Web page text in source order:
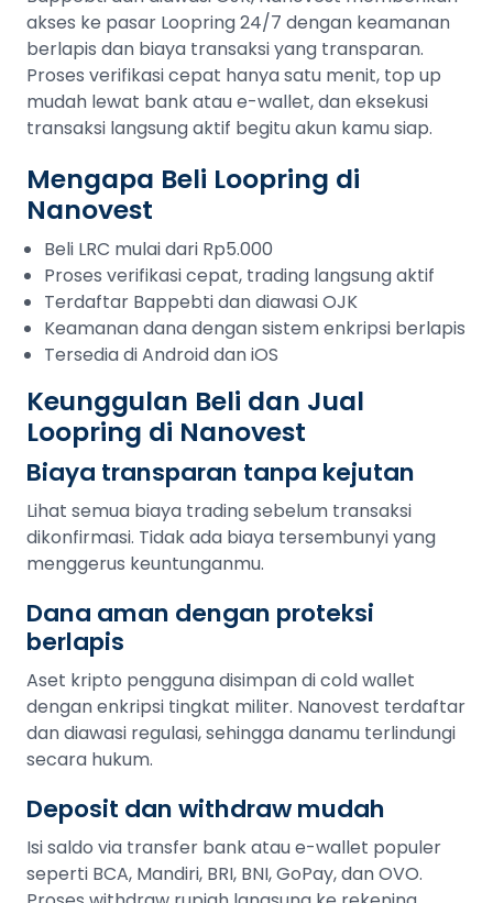
akses ke pasar Loopring 24/7 dengan keamanan
berlapis dan biaya transaksi yang transparan.
Proses verifikasi cepat hanya satu menit, top up
mudah lewat bank atau e-wallet, dan eksekusi
transaksi langsung aktif begitu akun kamu siap.
Mengapa Beli Loopring di
Nanovest
Beli LRC mulai dari Rp5.000
Proses verifikasi cepat, trading langsung aktif
Terdaftar Bappebti dan diawasi OJK
Keamanan dana dengan sistem enkripsi berlapis
Tersedia di Android dan iOS
Keunggulan Beli dan Jual
Loopring di Nanovest
Biaya transparan tanpa kejutan
Lihat semua biaya trading sebelum transaksi
dikonfirmasi. Tidak ada biaya tersembunyi yang
menggerus keuntunganmu.
Dana aman dengan proteksi
berlapis
Aset kripto pengguna disimpan di cold wallet
dengan enkripsi tingkat militer. Nanovest terdaftar
dan diawasi regulasi, sehingga danamu terlindungi
secara hukum.
Deposit dan withdraw mudah
Isi saldo via transfer bank atau e-wallet populer
seperti BCA, Mandiri, BRI, BNI, GoPay, dan OVO.